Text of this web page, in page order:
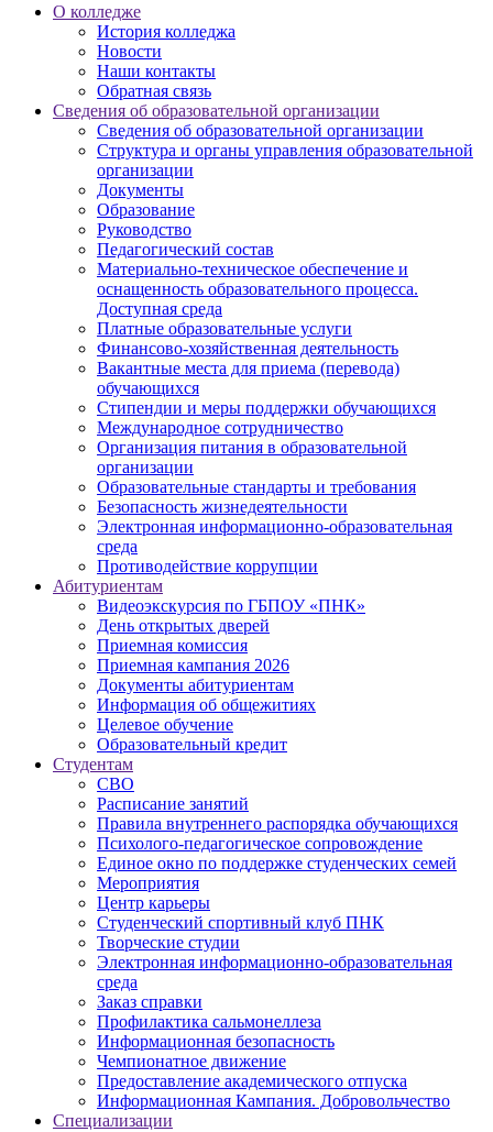
О колледже
История колледжа
Новости
Наши контакты
Обратная связь
Сведения об образовательной организации
Сведения об образовательной организации
Структура и органы управления образовательной
организации
Документы
Образование
Руководство
Педагогический состав
Материально-техническое обеспечение и
оснащенность образовательного процесса.
Доступная среда
Платные образовательные услуги
Финансово-хозяйственная деятельность
Вакантные места для приема (перевода)
обучающихся
Стипендии и меры поддержки обучающихся
Международное сотрудничество
Организация питания в образовательной
организации
Образовательные стандарты и требования
Безопасность жизнедеятельности
Электронная информационно-образовательная
среда
Противодействие коррупции
Абитуриентам
Видеоэкскурсия по ГБПОУ «ПНК»
День открытых дверей
Приемная комиссия
Приемная кампания 2026
Дoкументы абитуриентам
Информация об общежитиях
Целевое обучение
Образовательный кредит
Студентам
СВО
Расписание занятий
Правила внутреннего распорядка обучающихся
Психолого-педагогическое сопровождение
Единое окно по поддержке студенческих семей
Мероприятия
Центр карьеры
Студенческий спортивный клуб ПНК
Творческие студии
Электронная информационно-образовательная
среда
Заказ справки
Профилактика сальмонеллеза
Информационная безопасность
Чемпионатное движение
Предоставление академического отпуска
Информационная Кампания. Добровольчество
Специализации